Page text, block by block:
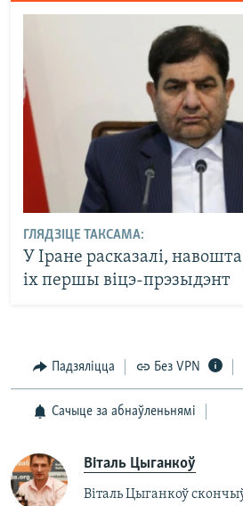
ГЛЯДЗІЦЕ ТАКСАМА:
У Іране расказалі,
іх першы віцэ-прэзыдэнт
Падзяліцца Без VPN
Сачыце за абнаўленьнямі
Віталь Цыганкоў
Віталь Цыганкоў